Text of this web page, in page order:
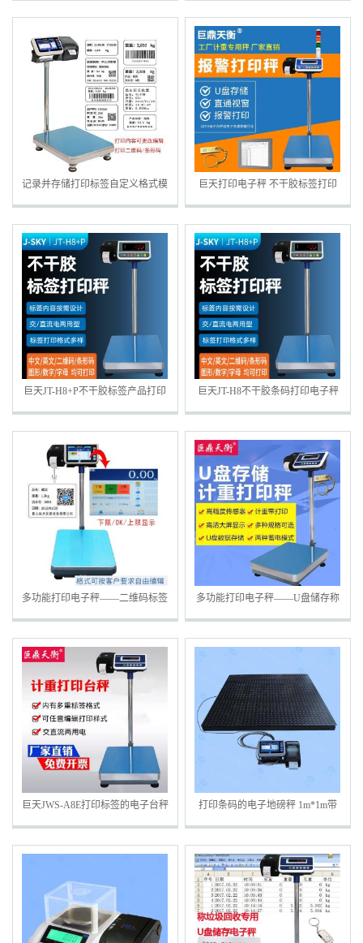
记录并存储打印标签自定义格式模
板电子台秤
巨天打印电子秤 不干胶标签打印
电子秤 热敏/碳带二维码标签称
巨天JT-H8+P不干胶标签产品打印
电子秤 打印合格标签的电子台秤
巨天JT-H8不干胶条码打印电子秤
称重合格打印标签的电子台称
多功能打印电子秤——二维码标签
电子秤 称重合格自动打印的电子
秤
多功能打印电子秤——U盘储存称
重数据打印标签的电子秤
巨天JWS-A8E打印标签的电子台秤
包装线标签电子称
打印条码的电子地磅秤 1m*1m带
打印电子磅秤